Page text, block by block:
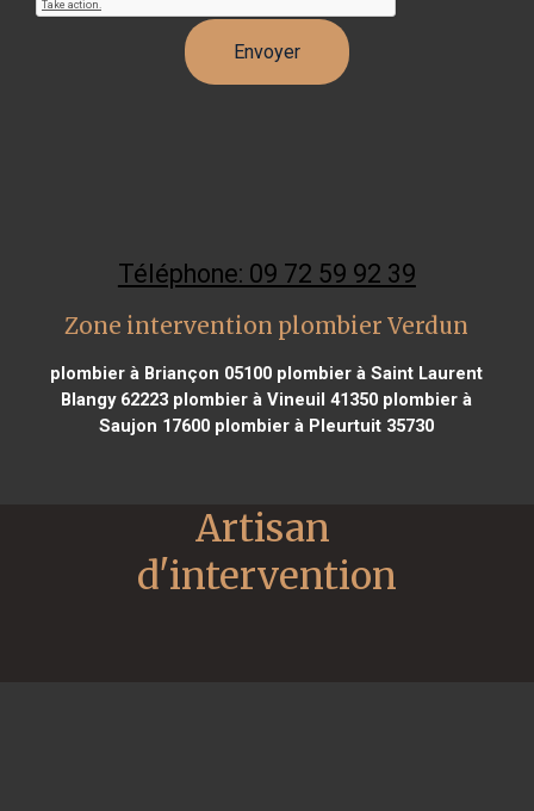
Téléphone: 09 72 59 92 39
Zone intervention plombier Verdun
plombier à Briançon 05100 plombier à Saint Laurent
Blangy 62223 plombier à Vineuil 41350 plombier à
Saujon 17600 plombier à Pleurtuit 35730
Artisan
d'intervention